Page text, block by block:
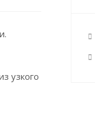
узкого